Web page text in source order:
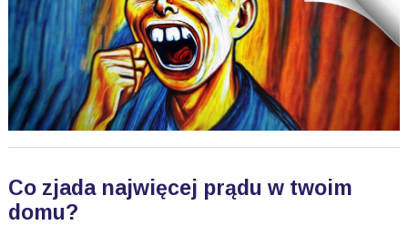
Co zjada najwięcej prądu w twoim
domu?